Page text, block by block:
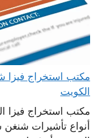
الكويت
مكتب استخراج فيزا
أنواع تأشيرات شنغن